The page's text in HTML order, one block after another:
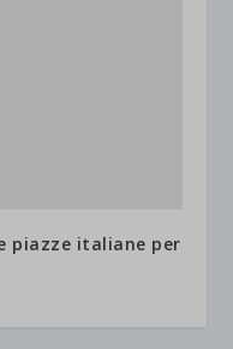
piazze italiane per